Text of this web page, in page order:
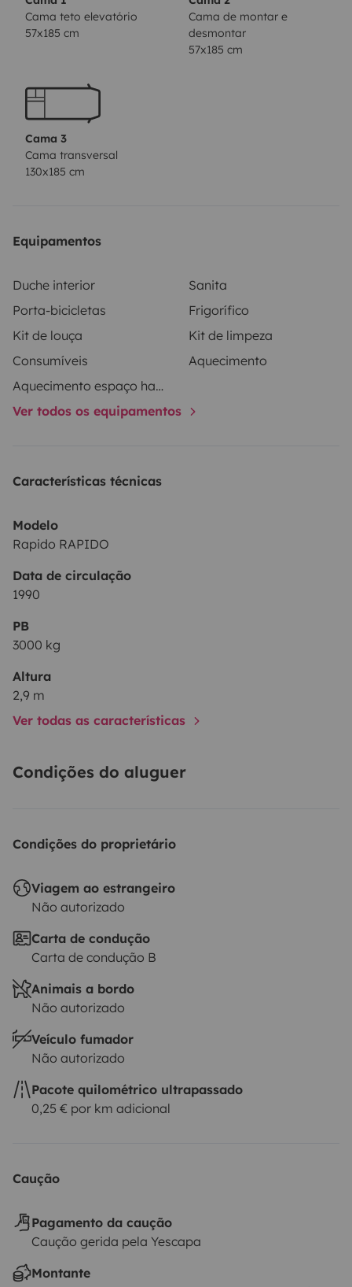
de 90-110km/h sur le plat, mais bien inférieure dans les
côtes.Vous pourrez garer votre véhicule de façon
sécurisé à notre domicile durant la location.
Cama teto elevatório
57x185 cm
Cama de montar e
desmontar
57x185 cm
Cama 3
Cama transversal
130x185 cm
Equipamentos
Duche interior
Sanita
Porta-bicicletas
Frigorífico
Kit de louça
Kit de limpeza
Consumíveis
Aquecimento
Aquecimento espaço habitacional
Ver todos os equipamentos
Características técnicas
Modelo
Rapido RAPIDO
Data de circulação
1990
PB
3000 kg
Altura
2,9 m
Ver todas as características
Condições do aluguer
Condições do proprietário
Viagem ao estrangeiro
Não autorizado
Carta de condução
Carta de condução B
Animais a bordo
Não autorizado
Veículo fumador
Não autorizado
Pacote quilométrico ultrapassado
0,25 € por km adicional
Caução
Pagamento da caução
Caução gerida pela Yescapa
Montante